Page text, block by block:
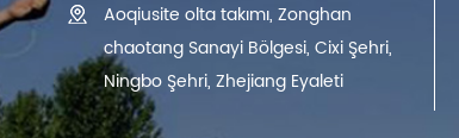
Aoqiusite olta takımı, Zonghan
chaotang Sanayi Bölgesi, Cixi Şehri,
Ningbo Şehri, Zhejiang Eyaleti